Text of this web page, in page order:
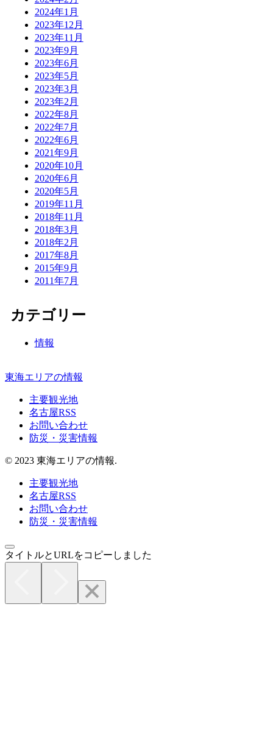
2024年1月
2023年12月
2023年11月
2023年9月
2023年6月
2023年5月
2023年3月
2023年2月
2022年8月
2022年7月
2022年6月
2021年9月
2020年10月
2020年6月
2020年5月
2019年11月
2018年11月
2018年3月
2018年2月
2017年8月
2015年9月
2011年7月
カテゴリー
情報
東海エリアの情報
主要観光地
名古屋RSS
お問い合わせ
防災・災害情報
© 2023 東海エリアの情報.
主要観光地
名古屋RSS
お問い合わせ
防災・災害情報
タイトルとURLをコピーしました